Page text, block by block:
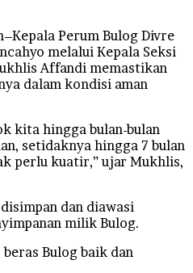
Perum Bulog Divre
melalui Kepala Seksi
Affandi memastikan
dalam kondisi aman
kita hingga bulan-bulan
setidaknya hingga 7 bulan
perlu kuatir,” ujar Mukhlis,
dan diawasi
milik Bulog.
Bulog baik dan